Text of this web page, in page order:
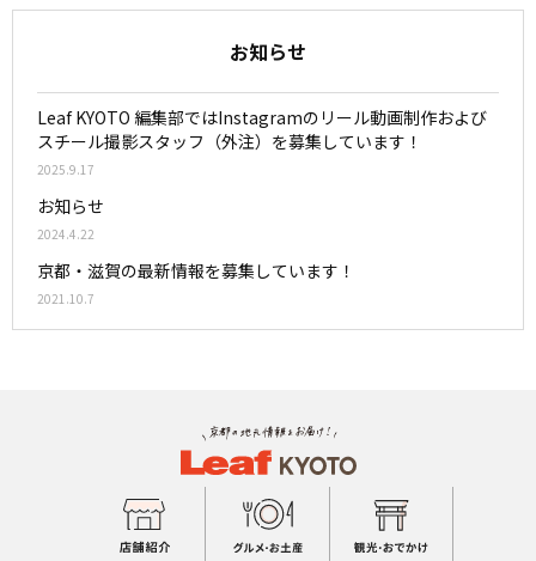
お知らせ
Leaf KYOTO 編集部ではInstagramのリール動画制作および
スチール撮影スタッフ（外注）を募集しています！
2025.9.17
お知らせ
2024.4.22
京都・滋賀の最新情報を募集しています！
2021.10.7